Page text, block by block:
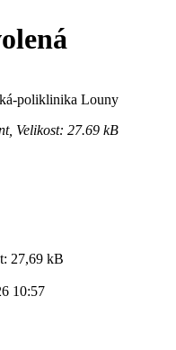
poliklinika Louny
Velikost: 27.69 kB
27,69 kB
10:57